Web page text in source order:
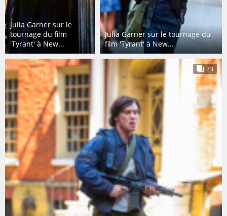
Julia Garner sur le
tournage du film
'Tyrant' à New...
Julia Garner sur le tournage du
film 'Tyrant' à New...
23